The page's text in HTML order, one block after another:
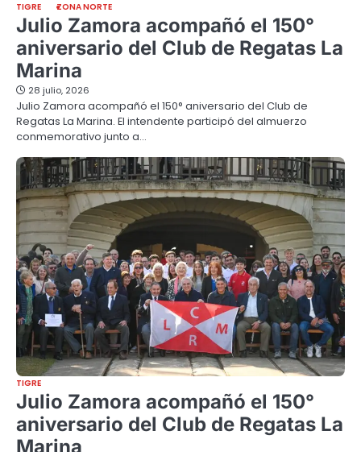
TIGRE ZONA NORTE
Julio Zamora acompañó el 150°
aniversario del Club de Regatas La
Marina
28 julio, 2026
Julio Zamora acompañó el 150° aniversario del Club de
Regatas La Marina. El intendente participó del almuerzo
conmemorativo junto a…
TIGRE
Julio Zamora acompañó el 150°
aniversario del Club de Regatas La
Marina